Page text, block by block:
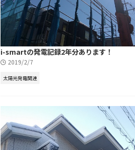
i-smartの発電記録2年分あります！
2019/2/7
太陽光発電関連